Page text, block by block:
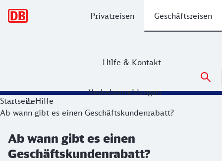
Privatreisen Geschäftsreisen
Hilfe & Kontakt
Verkehrsmeldungen
StartseiteHilfe
Ab wann gibt es einen Geschäftskundenrabatt?
Ab wann gibt es einen
Geschäftskundenrabatt?